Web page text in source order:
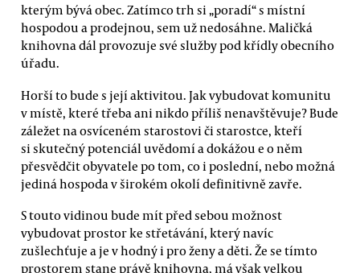
kterým bývá obec. Zatímco trh si „poradí“ s místní
hospodou a prodejnou, sem už nedosáhne. Maličká
knihovna dál provozuje své služby pod křídly obecního
úřadu.
Horší to bude s její aktivitou. Jak vybudovat komunitu
v místě, které třeba ani nikdo příliš nenavštěvuje? Bude
záležet na osvíceném starostovi či starostce, kteří
si skutečný potenciál uvědomí a dokážou e o něm
přesvědčit obyvatele po tom, co i poslední, nebo možná
jediná hospoda v širokém okolí definitivně zavře.
S touto vidinou bude mít před sebou možnost
vybudovat prostor ke střetávání, který navíc
zušlechťuje a je v hodný i pro ženy a děti. Že se tímto
prostorem stane právě knihovna, má však velkou